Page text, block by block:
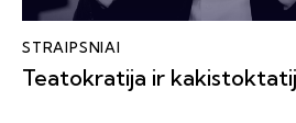
STRAIPSNIAI
Teatokratija ir